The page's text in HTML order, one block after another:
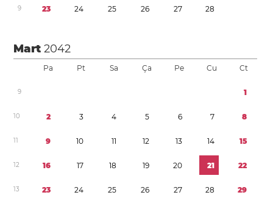
9 23 24 25 26 27 28
Mart2042
Pa Pt Sa Ça Pe Cu Ct
9 1
10 2 3 4 5 6 7 8
11 9 10 11 12 13 14 15
12 16 17 18 19 20 21 22
13 23 24 25 26 27 28 29